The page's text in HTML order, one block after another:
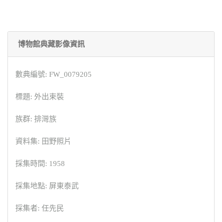
博物館典藏影像資訊
數典編號: FW_0079205
標題: 外出束裝
族群: 排灣族
資料集: 田野照片
採集時間: 1958
採集地點: 屏東泰武
採集者: 任先民